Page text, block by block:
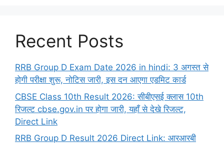
Recent Posts
RRB Group D Exam Date 2026 in hindi: 3 अगस्त से
होगी परीक्षा शुरू, नोटिस जारी, इस दन आएगा एडमिट कार्ड
CBSE Class 10th Result 2026: सीबीएसई क्लास 10th
रिजल्ट cbse.gov.in पर होगा जारी, यहाँ से देखे रिजल्ट,
Direct Link
RRB Group D Result 2026 Direct Link: आरआरबी